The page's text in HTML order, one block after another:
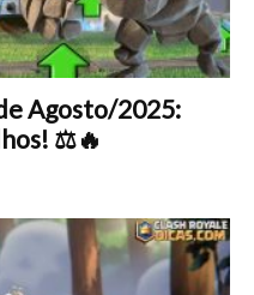
Agosto/2025:
⚖️🔥